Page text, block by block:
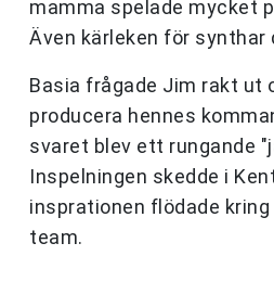
mamma spelade mycket
Även kärleken för synthar
Basia frågade Jim rakt ut
producera hennes
svaret blev ett rungande
Inspelningen skedde i
insprationen flödade
team.